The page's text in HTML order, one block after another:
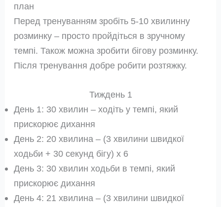
план
Перед тренуванням зробіть 5-10 хвилинну
розминку – просто пройдіться в зручному
темпі. Також можна зробити бігову розминку.
Після тренування добре робити розтяжку.
Тиждень 1
День 1: 30 хвилин – ходіть у темпі, який
прискорює дихання
День 2: 20 хвилина – (3 хвилини швидкої
ходьби + 30 секунд бігу) x 6
День 3: 30 хвилин ходьби в темпі, який
прискорює дихання
День 4: 21 хвилина – (3 хвилини швидкої